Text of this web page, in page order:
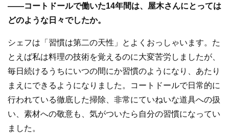
——コートドールで働いた14年間は、屋木さんにとっては
どのような日々でしたか。
シェフは「習慣は第二の天性」とよくおっしゃいます。た
とえば私は料理の技術を覚えるのに大変苦労しましたが、
毎日続けるうちにいつの間にか習慣のようになり、あたり
まえにできるようになりました。コートドールで日常的に
行われている徹底した掃除、非常にていねいな道具への扱
い、素材への敬意も、気がついたら自分の習慣になってい
ました。